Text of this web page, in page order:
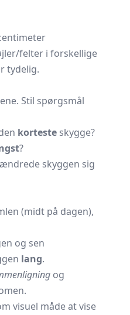
felter i forskellige
tydelig.
Stil spørgsmål
korteste skygge?
?
skyggen sig
(midt på dagen),
og sen
lang.
og
visuel måde at vise